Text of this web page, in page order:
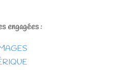
engagées :